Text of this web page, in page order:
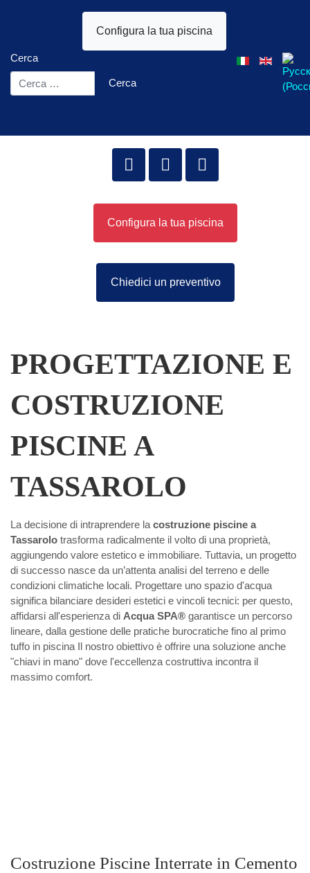
Configura la tua piscina
Cerca
Cerca
Seleziona la tua
Configura la tua piscina
Chiedici un preventivo
PROGETTAZIONE E
COSTRUZIONE
PISCINE A
TASSAROLO
La decisione di intraprendere la costruzione piscine a
Tassarolo trasforma radicalmente il volto di una proprietà,
aggiungendo valore estetico e immobiliare. Tuttavia, un progetto
di successo nasce da un’attenta analisi del terreno e delle
condizioni climatiche locali. Progettare uno spazio d'acqua
significa bilanciare desideri estetici e vincoli tecnici: per questo,
affidarsi all'esperienza di Acqua SPA® garantisce un percorso
lineare, dalla gestione delle pratiche burocratiche fino al primo
tuffo in piscina Il nostro obiettivo è offrire una soluzione anche
"chiavi in mano" dove l'eccellenza costruttiva incontra il
massimo comfort.
Costruzione Piscine Interrate in Cemento